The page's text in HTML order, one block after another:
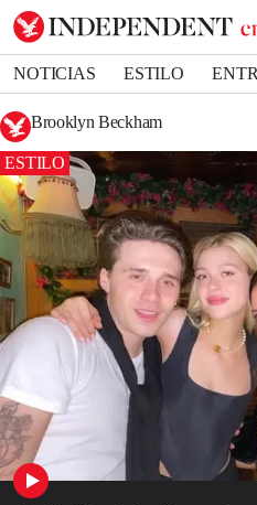
NOTICIAS ESTILO
DEPORTES
Brooklyn Beckham
ESTILO